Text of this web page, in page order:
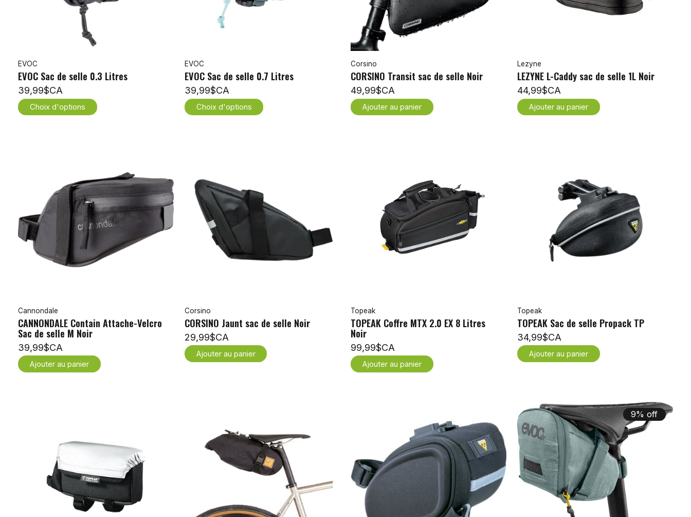
EVOC
EVOC Sac de selle 0.3 Litres
39,99$CA
Choix d'options
EVOC
EVOC Sac de selle 0.7 Litres
39,99$CA
Choix d'options
Corsino
CORSINO Transit sac de selle Noir
49,99$CA
Ajouter au panier
Lezyne
LEZYNE L-Caddy sac de selle 1L Noir
44,99$CA
Ajouter au panier
Cannondale
CANNONDALE Contain Attache-Velcro
Sac de selle M Noir
39,99$CA
Ajouter au panier
Corsino
CORSINO Jaunt sac de selle Noir
29,99$CA
Ajouter au panier
Topeak
TOPEAK Coffre MTX 2.0 EX 8 Litres
Noir
99,99$CA
Ajouter au panier
Topeak
TOPEAK Sac de selle Propack TP
34,99$CA
Ajouter au panier
9% off